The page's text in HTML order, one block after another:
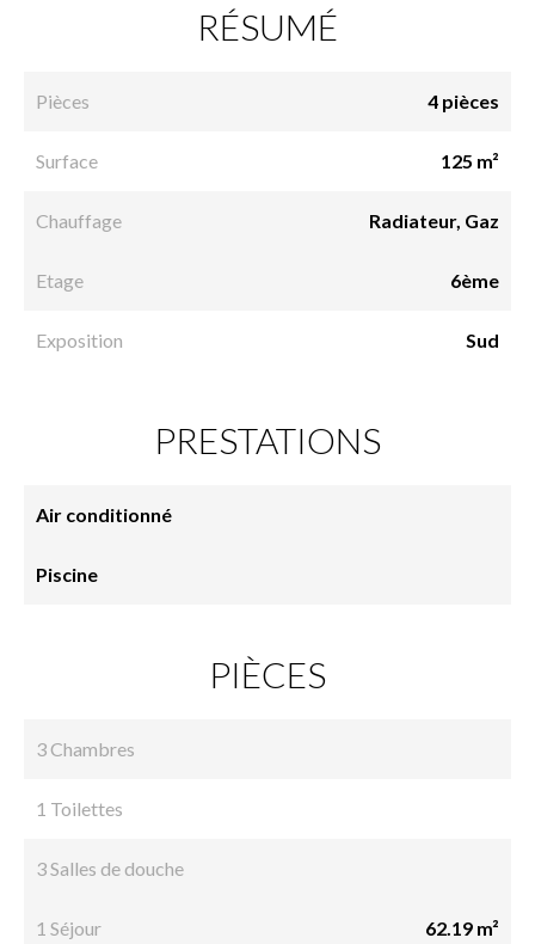
RÉSUMÉ
Pièces 4 pièces
Surface 125 m²
Chauffage Radiateur, Gaz
Etage 6ème
Exposition Sud
PRESTATIONS
Air conditionné
Piscine
PIÈCES
3 Chambres
1 Toilettes
3 Salles de douche
1 Séjour 62.19 m²